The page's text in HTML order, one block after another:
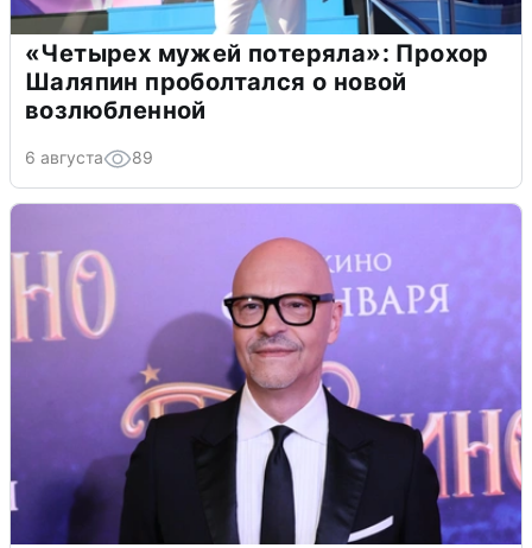
«Четырех мужей потеряла»: Прохор
Шаляпин проболтался о новой
возлюбленной
6 августа 89